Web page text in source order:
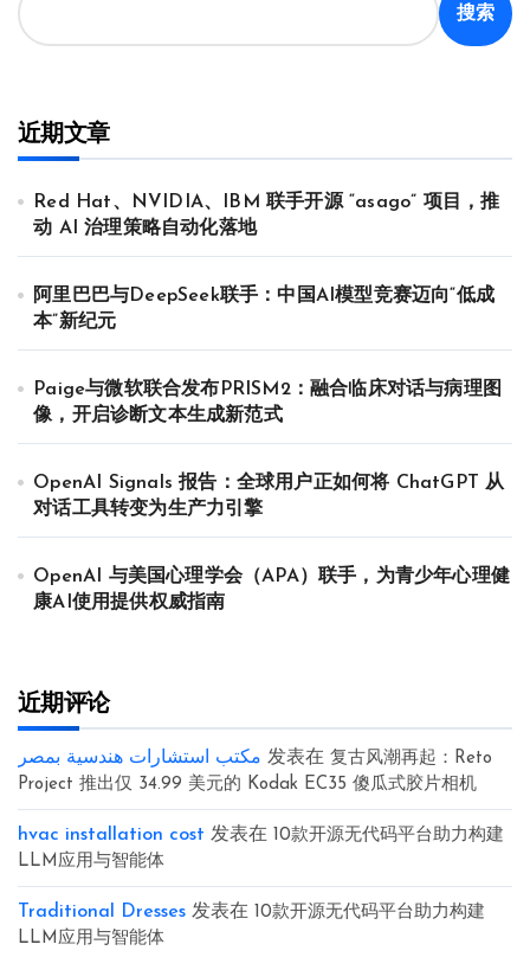
搜索
近期文章
Red Hat、NVIDIA、IBM 联手开源 “asago” 项目，推
动 AI 治理策略自动化落地
阿里巴巴与DeepSeek联手：中国AI模型竞赛迈向“低成
本”新纪元
Paige与微软联合发布PRISM2：融合临床对话与病理图
像，开启诊断文本生成新范式
OpenAI Signals 报告：全球用户正如何将 ChatGPT 从
对话工具转变为生产力引擎
OpenAI 与美国心理学会（APA）联手，为青少年心理健
康AI使用提供权威指南
近期评论
مكتب استشارات هندسية بمصر 发表在 复古风潮再起：Reto
Project 推出仅 34.99 美元的 Kodak EC35 傻瓜式胶片相机
hvac installation cost 发表在 10款开源无代码平台助力构建
LLM应用与智能体
Traditional Dresses 发表在 10款开源无代码平台助力构建
LLM应用与智能体